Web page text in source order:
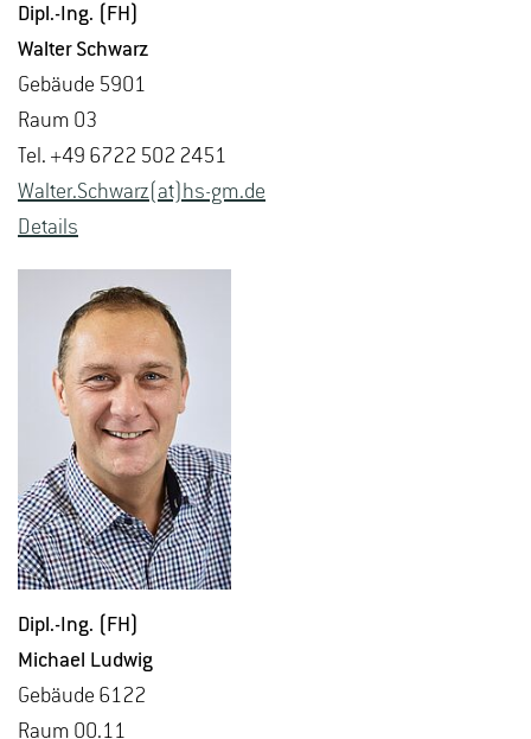
Dipl.-Ing. (FH)
Wal­ter Schwarz
Ge­bäu­de 5901
Raum 03
Tel. +49 6722 502 2451
Wal­ter.Schwarz(at)hs-​gm.​de
De­tails
Dipl.-Ing. (FH)
Mi­cha­el Lud­wig
Ge­bäu­de 6122
Raum 00.11